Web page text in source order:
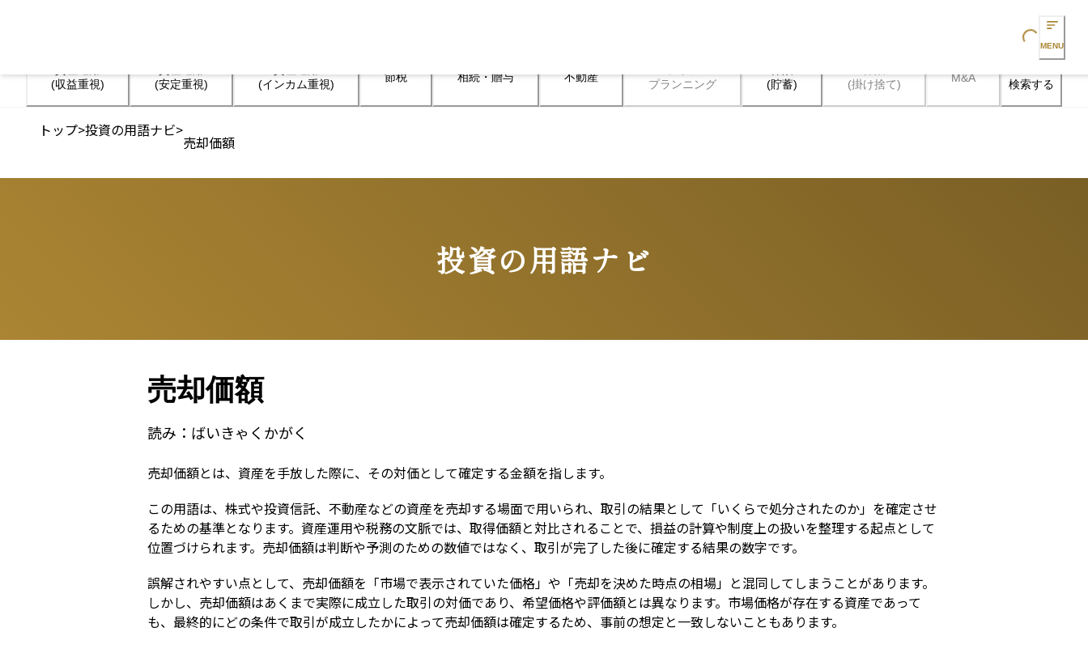
Loading...
MENU
(収益重視)
(安定重視)
(インカム重視)
節税 相続・贈与 不動産
プランニング
(貯蓄)
(掛け捨て)
M&A 検索する
トップ>投資の用語ナビ>
売却価額
投資の用語ナビ
Terms
売却価額
読み： ばいきゃくかがく
売却価額とは、資産を手放した際に、その対価として確定する金額を指します。
この用語は、株式や投資信託、不動産などの資産を売却する場面で用いられ、取引の結果として「いくらで処分されたのか」を確定させ
るための基準となります。資産運用や税務の文脈では、取得価額と対比されることで、損益の計算や制度上の扱いを整理する起点として
位置づけられます。売却価額は判断や予測のための数値ではなく、取引が完了した後に確定する結果の数字です。
誤解されやすい点として、売却価額を「市場で表示されていた価格」や「売却を決めた時点の相場」と混同してしまうことがあります。
しかし、売却価額はあくまで実際に成立した取引の対価であり、希望価格や評価額とは異なります。市場価格が存在する資産であって
も、最終的にどの条件で取引が成立したかによって売却価額は確定するため、事前の想定と一致しないこともあります。